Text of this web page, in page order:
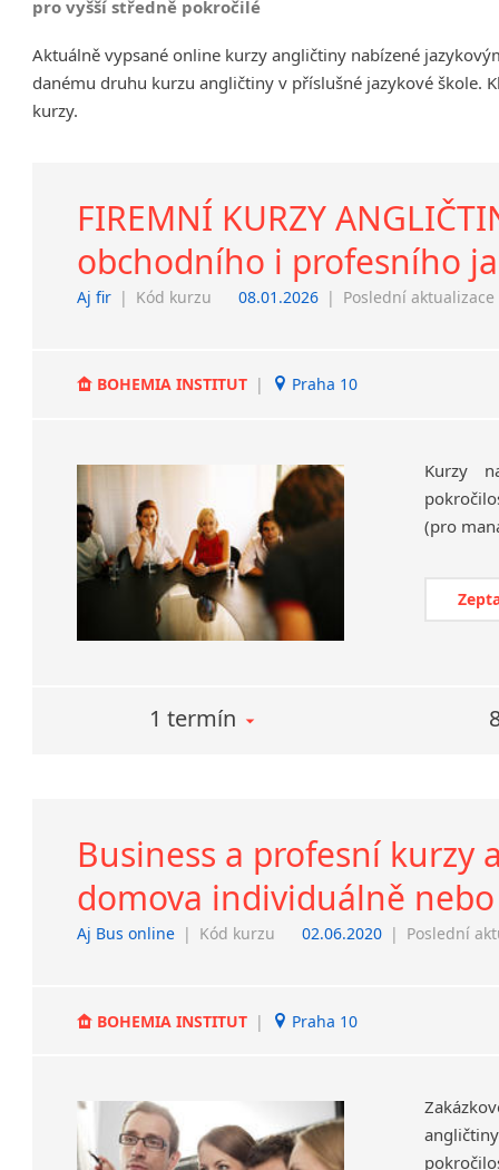
Děčín
Hodonín
Sedlčany
Tišnov
Vysoká nad Labem
pro vyšší středně pokročilé
Aktuálně vypsané online kurzy angličtiny nabízené
danému druhu kurzu angličtiny v příslušné jazykové škole.
kurzy.
FIREMNÍ KURZY
obchodního i profesního
Aj fir | Kód kurzu 08.01.2026 | Poslední aktualizace
BOHEMIA INSTITUT | Praha 10
Kurzy
1 termín
Business a profesní
domova individuálně
Aj Bus online | Kód kurzu 02.06.2020 | Poslední
BOHEMIA INSTITUT | Praha 10